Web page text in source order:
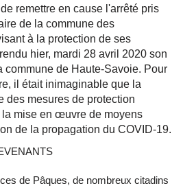
remettre en cause l'arrêté pris
de la commune des
à la protection de ses
hier, mardi 28 avril 2020 son
commune de Haute-Savoie. Pour
il était inimaginable que la
des mesures de protection
mise en œuvre de moyens
de la propagation du COVID-19.
de Pâques, de nombreux citadins